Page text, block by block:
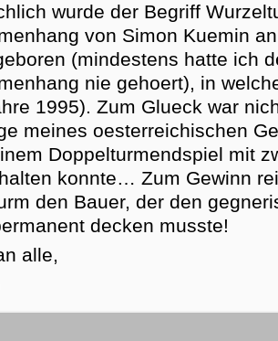
wurde der Begriff
von Simon Kuemin
(mindestens hatte ich
nie gehoert), in
1995). Zum Glueck war
meines oesterreichischen
Doppelturmendspiel mit
konnte… Zum Gewinn
den Bauer, der den
decken musste!
alle,